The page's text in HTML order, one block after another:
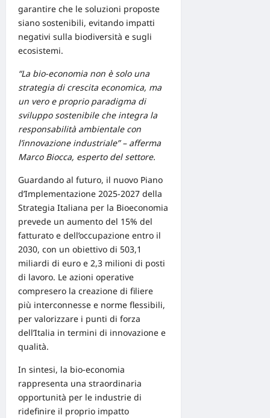
garantire che le soluzioni proposte
siano sostenibili, evitando impatti
negativi sulla biodiversità e sugli
ecosistemi.
“La bio-economia non è solo una
strategia di crescita economica, ma
un vero e proprio paradigma di
sviluppo sostenibile che integra la
responsabilità ambientale con
l’innovazione industriale” – afferma
Marco Biocca, esperto del settore.
Guardando al futuro, il nuovo Piano
d’Implementazione 2025-2027 della
Strategia Italiana per la Bioeconomia
prevede un aumento del 15% del
fatturato e dell’occupazione entro il
2030, con un obiettivo di 503,1
miliardi di euro e 2,3 milioni di posti
di lavoro. Le azioni operative
compresero la creazione di filiere
più interconnesse e norme flessibili,
per valorizzare i punti di forza
dell’Italia in termini di innovazione e
qualità.
In sintesi, la bio-economia
rappresenta una straordinaria
opportunità per le industrie di
ridefinire il proprio impatto